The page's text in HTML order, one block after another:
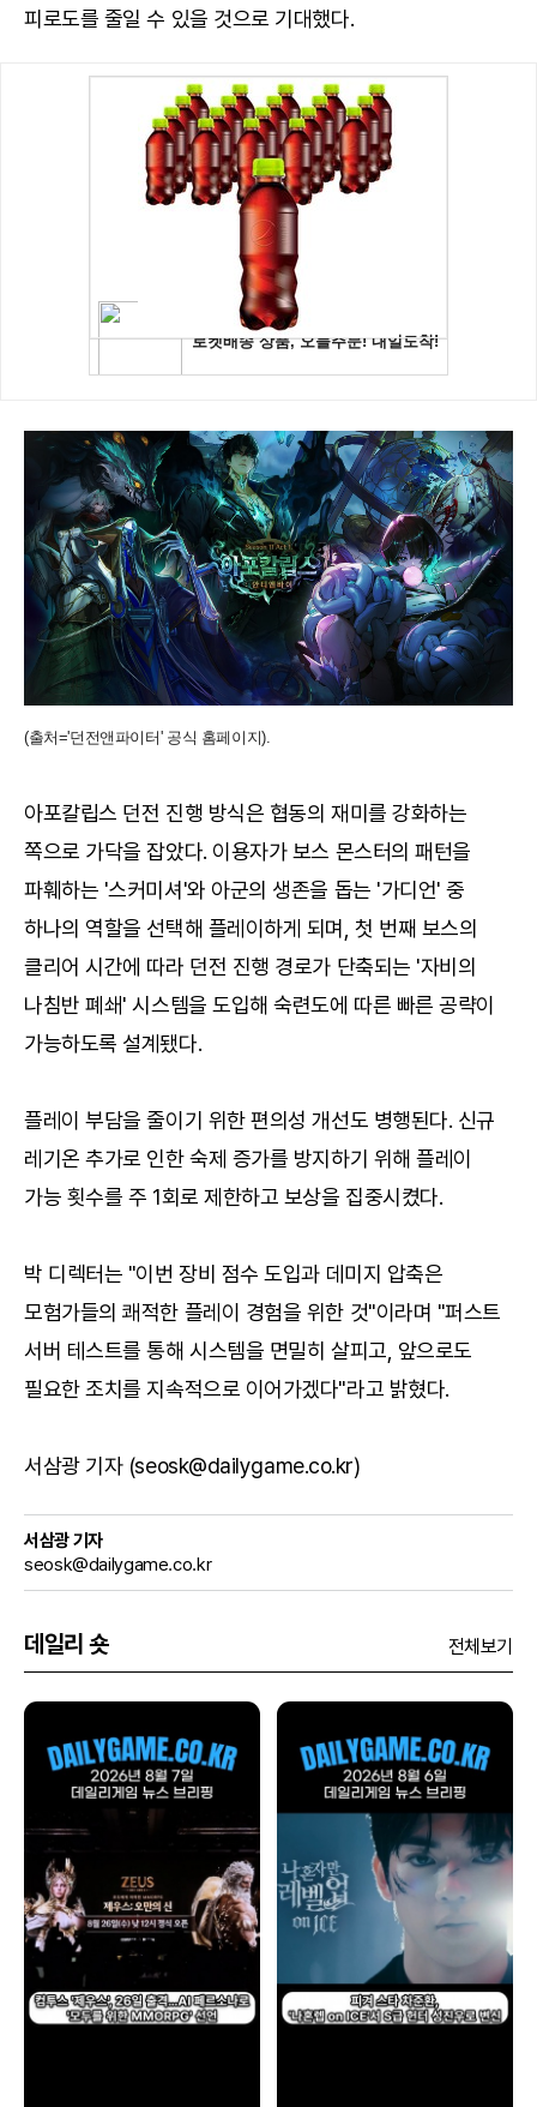
피로도를 줄일 수 있을 것으로 기대했다.
(출처='던전앤파이터' 공식 홈페이지).
아포칼립스 던전 진행 방식은 협동의 재미를 강화하는
쪽으로 가닥을 잡았다. 이용자가 보스 몬스터의 패턴을
파훼하는 '스커미셔'와 아군의 생존을 돕는 '가디언' 중
하나의 역할을 선택해 플레이하게 되며, 첫 번째 보스의
클리어 시간에 따라 던전 진행 경로가 단축되는 '자비의
나침반 폐쇄' 시스템을 도입해 숙련도에 따른 빠른 공략이
가능하도록 설계됐다.
플레이 부담을 줄이기 위한 편의성 개선도 병행된다. 신규
레기온 추가로 인한 숙제 증가를 방지하기 위해 플레이
가능 횟수를 주 1회로 제한하고 보상을 집중시켰다.
박 디렉터는 "이번 장비 점수 도입과 데미지 압축은
모험가들의 쾌적한 플레이 경험을 위한 것"이라며 "퍼스트
서버 테스트를 통해 시스템을 면밀히 살피고, 앞으로도
필요한 조치를 지속적으로 이어가겠다"라고 밝혔다.
서삼광 기자 (seosk@dailygame.co.kr)
서삼광 기자
seosk@dailygame.co.kr
데일리 숏 전체보기